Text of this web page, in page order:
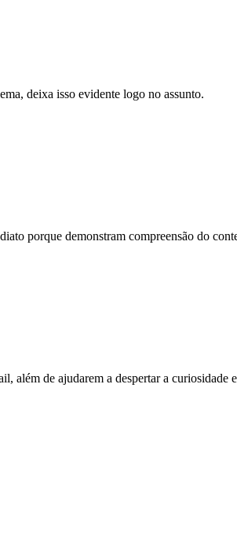
deixa isso evidente logo no assunto.
porque demonstram compreensão do
além de ajudarem a despertar a curiosidade